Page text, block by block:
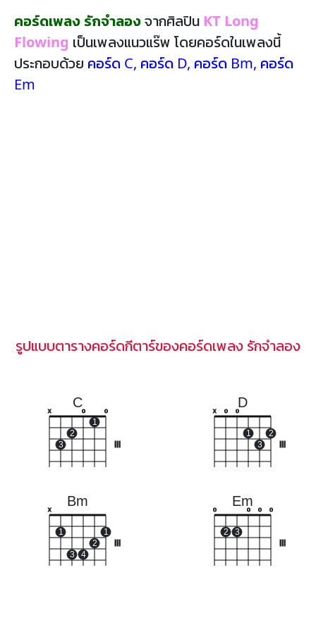
คอร์ดเพลง รักจำลองจากศิลปิน KT Long
Flowing เป็นเพลงแนวแร๊พ โดยคอร์ดในเพลงนี้
ประกอบด้วย คอร์ด C, คอร์ด D, คอร์ด Bm, คอร์ด
Em
รูปแบบตารางคอร์ดกีตาร์ของคอร์ดเพลง รักจำลอง
C
x
3
2
o
1
o
D
x o o
1
3
2
Bm
x
1
3 4
2
1
Em
o
2 3
o o o